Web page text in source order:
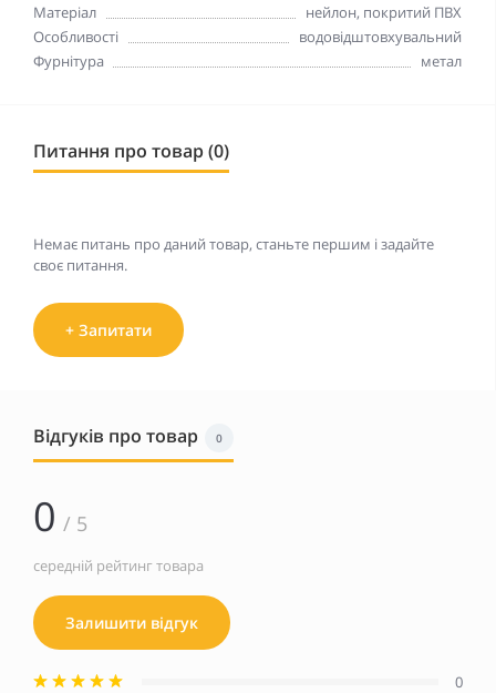
Матеріал
нейлон, покритий ПВХ
Особливості
водовідштовхувальний
Фурнітура
метал
Питання про товар (0)
Немає питань про даний товар, станьте першим і задайте
своє питання.
+ Запитати
Відгуків про товар 0
0 / 5
середній рейтинг товара
Залишити відгук
0